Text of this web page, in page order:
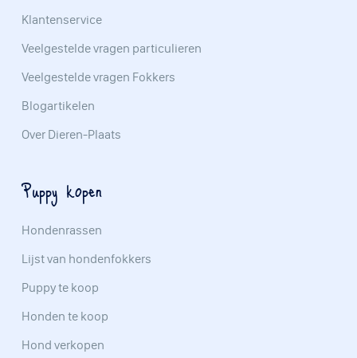
Klantenservice
Veelgestelde vragen particulieren
Veelgestelde vragen Fokkers
Blogartikelen
Over Dieren-Plaats
Puppy kopen
Hondenrassen
Lijst van hondenfokkers
Puppy te koop
Honden te koop
Hond verkopen